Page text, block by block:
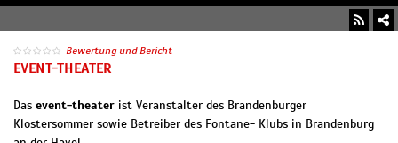
Bewertung und Bericht
EVENT-THEATER
Das event-theater ist Veranstalter des Brandenburger
Klostersommer sowie Betreiber des Fontane- Klubs in Brandenburg